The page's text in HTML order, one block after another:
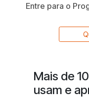
Entre para o
Mais de
usam e